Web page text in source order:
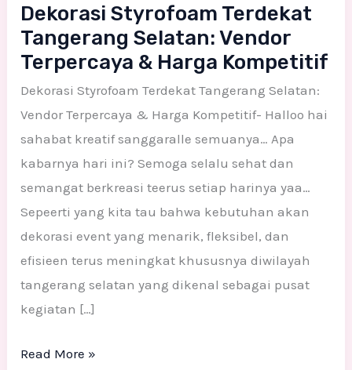
Dekorasi Styrofoam Terdekat
Tangerang Selatan: Vendor
Terpercaya & Harga Kompetitif
Dekorasi Styrofoam Terdekat Tangerang Selatan:
Vendor Terpercaya & Harga Kompetitif- Halloo hai
sahabat kreatif sanggaralle semuanya… Apa
kabarnya hari ini? Semoga selalu sehat dan
semangat berkreasi teerus setiap harinya yaa…
Sepeerti yang kita tau bahwa kebutuhan akan
dekorasi event yang menarik, fleksibel, dan
efisieen terus meningkat khususnya diwilayah
tangerang selatan yang dikenal sebagai pusat
kegiatan […]
Read More »